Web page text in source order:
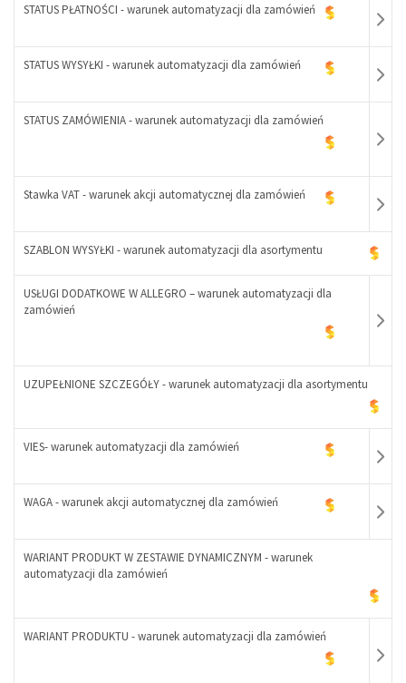
-
STATUS PŁATNOŚCI - warunek automatyzacji dla zamówień
-
STATUS WYSYŁKI - warunek automatyzacji dla zamówień
-
STATUS ZAMÓWIENIA - warunek automatyzacji dla zamówień
-
+
Stawka VAT - warunek akcji automatycznej dla zamówień
-
SZABLON WYSYŁKI - warunek automatyzacji dla asortymentu
USŁUGI DODATKOWE W ALLEGRO – warunek automatyzacji dla
zamówień
-
UZUPEŁNIONE SZCZEGÓŁY - warunek automatyzacji dla asortymentu
VIES- warunek automatyzacji dla zamówień
-
WAGA - warunek akcji automatycznej dla zamówień
-
+
WARIANT PRODUKT W ZESTAWIE DYNAMICZNYM - warunek
automatyzacji dla zamówień
WARIANT PRODUKTU - warunek automatyzacji dla zamówień